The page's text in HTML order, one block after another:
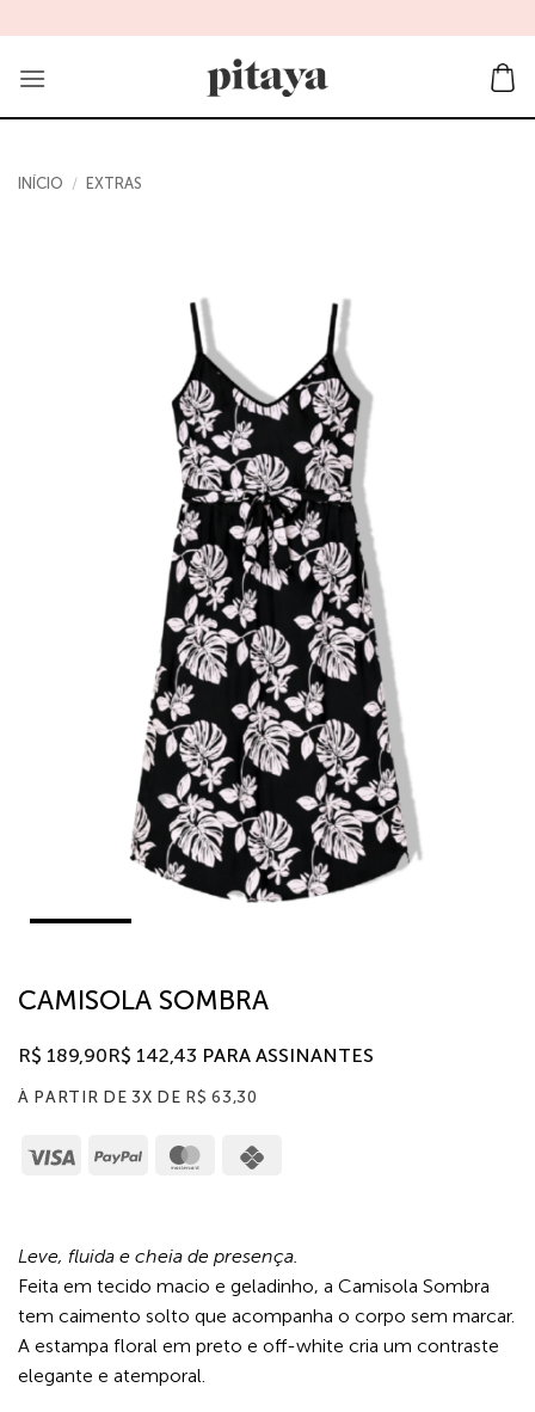
to
content
INÍCIO / EXTRAS
CAMISOLA SOMBRA
R$ 189,90R$ 142,43 PARA ASSINANTES
À PARTIR DE 3X DE R$ 63,30
Visa PayPal MasterCard
Leve, fluida e cheia de presença.
Feita em tecido macio e geladinho, a Camisola Sombra
tem caimento solto que acompanha o corpo sem marcar.
A estampa floral em preto e off-white cria um contraste
elegante e atemporal.